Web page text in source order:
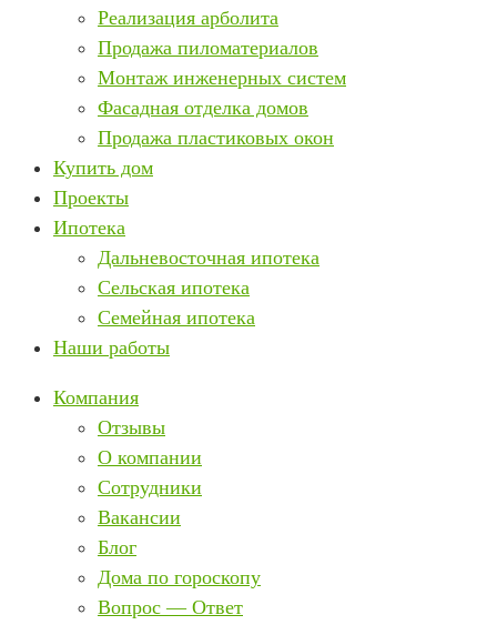
Реализация арболита
Продажа пиломатериалов
Монтаж инженерных систем
Фасадная отделка домов
Продажа пластиковых окон
Купить дом
Проекты
Ипотека
Дальневосточная ипотека
Сельская ипотека
Семейная ипотека
Наши работы
Компания
Отзывы
О компании
Сотрудники
Вакансии
Блог
Дома по гороскопу
Вопрос — Ответ